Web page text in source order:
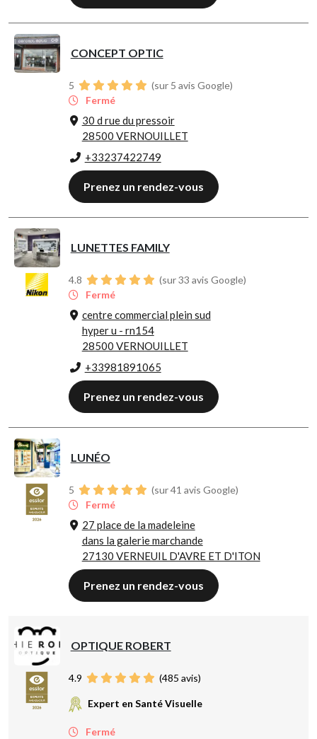
CONCEPT OPTIC
5
(sur 5 avis Google)
Fermé
30 d rue du pressoir
28500 VERNOUILLET
+33237422749
Prenez un rendez-vous
LUNETTES FAMILY
4.8
(sur 33 avis Google)
Fermé
centre commercial plein sud
hyper u - rn154
28500 VERNOUILLET
+33981891065
Prenez un rendez-vous
LUNÉO
5
(sur 41 avis Google)
Fermé
27 place de la madeleine
dans la galerie marchande
27130 VERNEUIL D'AVRE ET D'ITON
Prenez un rendez-vous
OPTIQUE ROBERT
4.9 (485 avis)
Expert en Santé Visuelle
Fermé